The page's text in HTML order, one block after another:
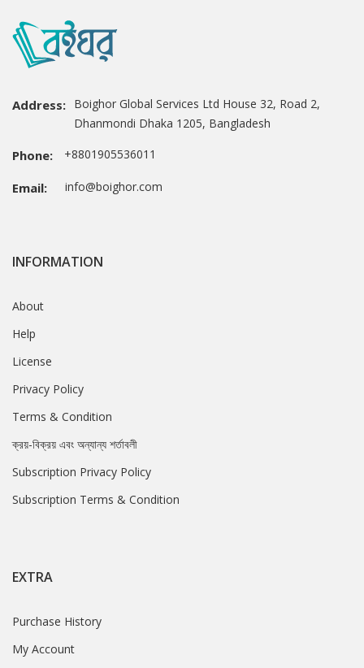
Address: Boighor Global Services Ltd House 32, Road 2,
Dhanmondi Dhaka 1205, Bangladesh
Phone: +8801905536011
Email: info@boighor.com
INFORMATION
About
Help
License
Privacy Policy
Terms & Condition
ক্রয়-বিক্রয় এবং অন্যান্য শর্তাবলী
Subscription Privacy Policy
Subscription Terms & Condition
EXTRA
Purchase History
My Account